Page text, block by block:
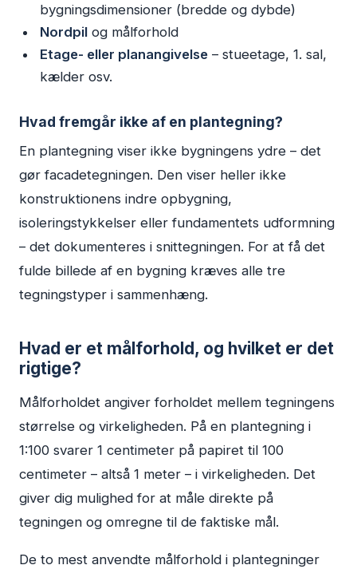
bygningsdimensioner (bredde og dybde)
Nordpil og målforhold
Etage- eller planangivelse – stueetage, 1. sal,
kælder osv.
Hvad fremgår ikke af en plantegning?
En plantegning viser ikke bygningens ydre – det
gør facadetegningen. Den viser heller ikke
konstruktionens indre opbygning,
isoleringstykkelser eller fundamentets udformning
– det dokumenteres i snittegningen. For at få det
fulde billede af en bygning kræves alle tre
tegningstyper i sammenhæng.
Hvad er et målforhold, og hvilket er det
rigtige?
Målforholdet angiver forholdet mellem tegningens
størrelse og virkeligheden. På en plantegning i
1:100 svarer 1 centimeter på papiret til 100
centimeter – altså 1 meter – i virkeligheden. Det
giver dig mulighed for at måle direkte på
tegningen og omregne til de faktiske mål.
De to mest anvendte målforhold i plantegninger